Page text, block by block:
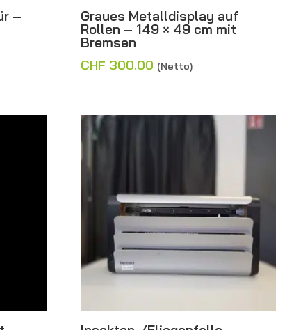
– Graues Metalldisplay auf
Rollen – 149 × 49 cm mit
Bremsen
CHF 300.00 (Netto)